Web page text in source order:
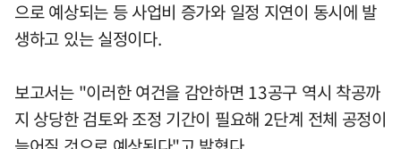
으로 예상되는 등 사업비 증가와 일정 지연이 동시에 발
생하고 있는 실정이다.
보고서는 "이러한 여건을 감안하면 13공구 역시 착공까
지 상당한 검토와 조정 기간이 필요해 2단계 전체 공정이